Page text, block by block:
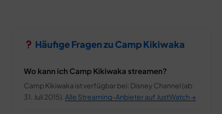
Häufige Fragen zu Camp Kikiwaka
Wo kann ich Camp Kikiwaka streamen?
Camp Kikiwaka ist verfügbar bei: Disney Channel (ab
31. Juli 2015). Alle Streaming-Anbieter auf JustWatch →